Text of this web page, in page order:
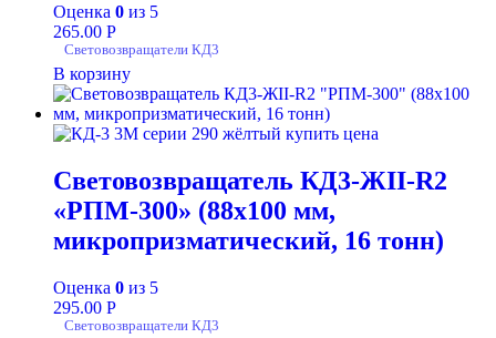
Оценка 0 из 5
265.00 Р
Световозвращатели КД3
В корзину
Световозвращатель КД3-ЖII-R2
«РПМ-300» (88х100 мм,
микропризматический, 16 тонн)
Оценка 0 из 5
295.00 Р
Световозвращатели КД3